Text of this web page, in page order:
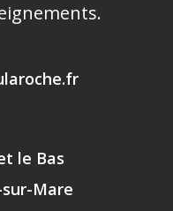
le Bas
sur-Mare